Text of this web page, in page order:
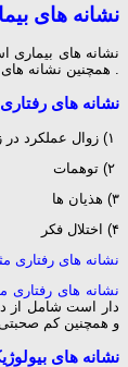
نشانه های
نشانه های بیماری
. همچنین نشانه
نشانه های رفتاری
۳) هذیان ها
۴) اختلال فکر
نشانه های رفتاری
نشانه های رفتاری
دار است شامل از
و همچنین کم
نشانه های